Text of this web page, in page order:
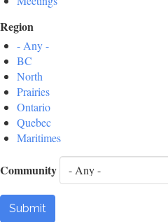
Region
- Any -
BC
North
Prairies
Ontario
Quebec
Maritimes
Community
Submit